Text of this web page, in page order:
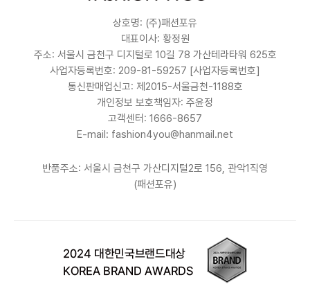
상호명: (주)패션포유
대표이사: 황정원
주소: 서울시 금천구 디지털로 10길 78 가산테라타워 625호
사업자등록번호: 209-81-59257 [사업자등록번호]
통신판매업신고: 제2015-서울금천-1188호
개인정보 보호책임자: 주윤정
고객센터: 1666-8657
E-mail: fashion4you@hanmail.net
반품주소: 서울시 금천구 가산디지털2로 156, 관악1직영
(패션포유)